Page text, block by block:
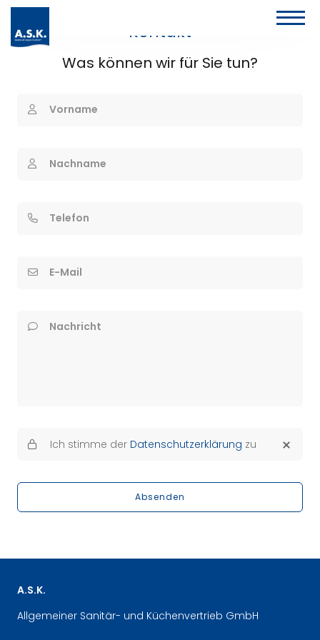
Kontakt
Was können wir für Sie tun?
Vorname
Nachname
Telefon
E-Mail
Nachricht
Ich stimme der Datenschutzerklärung zu
Absenden
A.S.K.
Allgemeiner Sanitär- und Küchenvertrieb GmbH